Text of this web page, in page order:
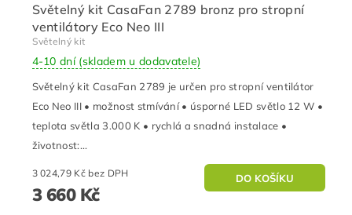
Světelný kit CasaFan 2789 bronz pro stropní
ventilátory Eco Neo III
Světelný kit
4-10 dní (skladem u dodavatele)
Světelný kit CasaFan 2789 je určen pro stropní ventilátor
Eco Neo III • možnost stmívání • úsporné LED světlo 12 W •
teplota světla 3.000 K • rychlá a snadná instalace •
životnost:...
3 024,79 Kč bez DPH
3 660 Kč